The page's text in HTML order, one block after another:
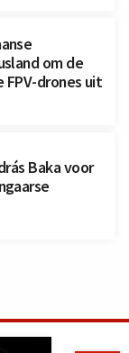
om de
drones uit
Baka voor